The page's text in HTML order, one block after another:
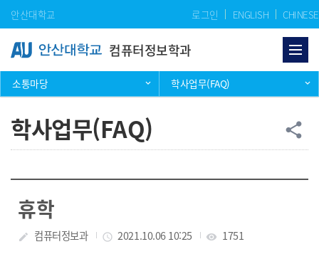
Skip Menu
안산대학교 로그인 ENGLISH CHINESE
컴퓨터정보학과
소통마당 학사업무(FAQ)
학사업무(FAQ) 공
share
휴학
작성자
create 컴퓨터정보과 작성일
access_time 2021.10.06 10:25 조회수
visibility 1751